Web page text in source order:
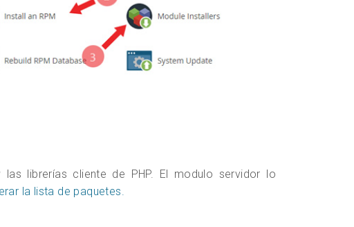
librerías cliente de PHP. El modulo servidor lo
la lista de paquetes.